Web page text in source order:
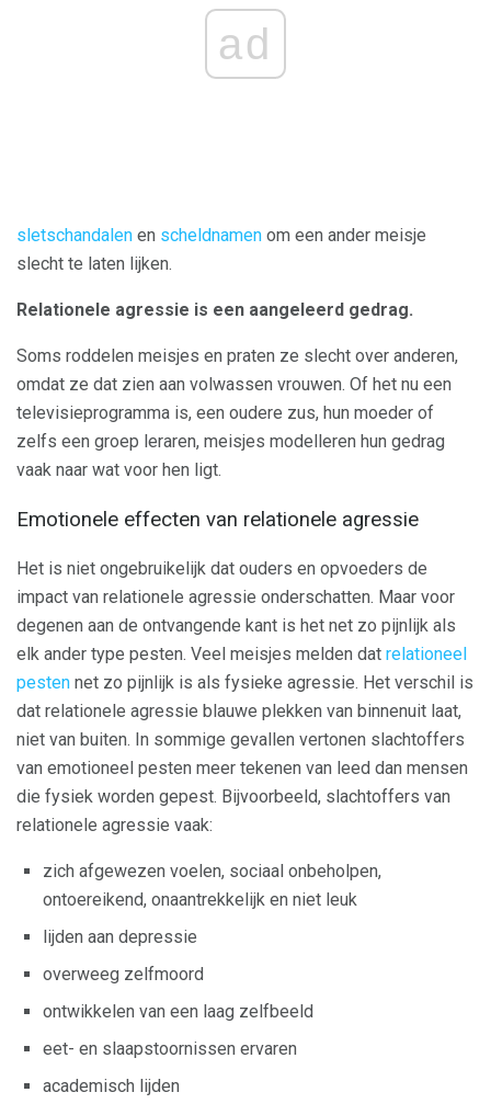
ad
sletschandalen en scheldnamen om een ​​ander meisje
slecht te laten lijken.
Relationele agressie is een aangeleerd gedrag.
Soms roddelen meisjes en praten ze slecht over anderen,
omdat ze dat zien aan volwassen vrouwen. Of het nu een
televisieprogramma is, een oudere zus, hun moeder of
zelfs een groep leraren, meisjes modelleren hun gedrag
vaak naar wat voor hen ligt.
Emotionele effecten van relationele agressie
Het is niet ongebruikelijk dat ouders en opvoeders de
impact van relationele agressie onderschatten. Maar voor
degenen aan de ontvangende kant is het net zo pijnlijk als
elk ander type pesten. Veel meisjes melden dat relationeel
pesten net zo pijnlijk is als fysieke agressie. Het verschil is
dat relationele agressie blauwe plekken van binnenuit laat,
niet van buiten. In sommige gevallen vertonen slachtoffers
van emotioneel pesten meer tekenen van leed dan mensen
die fysiek worden gepest. Bijvoorbeeld, slachtoffers van
relationele agressie vaak:
zich afgewezen voelen, sociaal onbeholpen,
ontoereikend, onaantrekkelijk en niet leuk
lijden aan depressie
overweeg zelfmoord
ontwikkelen van een laag zelfbeeld
eet- en slaapstoornissen ervaren
academisch lijden